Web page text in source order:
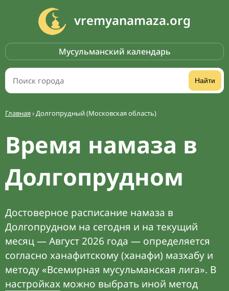
vremyanamaza.org
Мусульманский календарь
Найти
Главная›Долгопрудный (Московская область)
Время намаза в
Долгопрудном
Достоверное расписание намаза в
Долгопрудном на сегодня и на текущий
месяц — Август 2026 года — определяется
согласно ханафитскому (ханафи) мазхабу и
методу «Всемирная мусульманская лига». В
настройках можно выбрать иной метод